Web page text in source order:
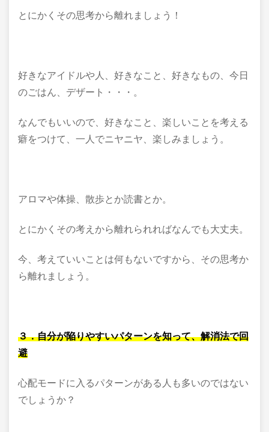
とにかくその思考から離れましょう！
好きなアイドルや人、好きなこと、好きなもの、今日
のごはん、デザート・・・。
なんでもいいので、好きなこと、楽しいことを考える
癖をつけて、一人でニヤニヤ、楽しみましょう。
アロマや体操、散歩とか読書とか。
とにかくその考えから離れられればなんでも大丈夫。
今、考えていいことは何もないですから、その思考か
ら離れましょう。
３．自分が陥りやすいパターンを知って、解消法で回
避
心配モードに入るパターンがある人も多いのではない
でしょうか？